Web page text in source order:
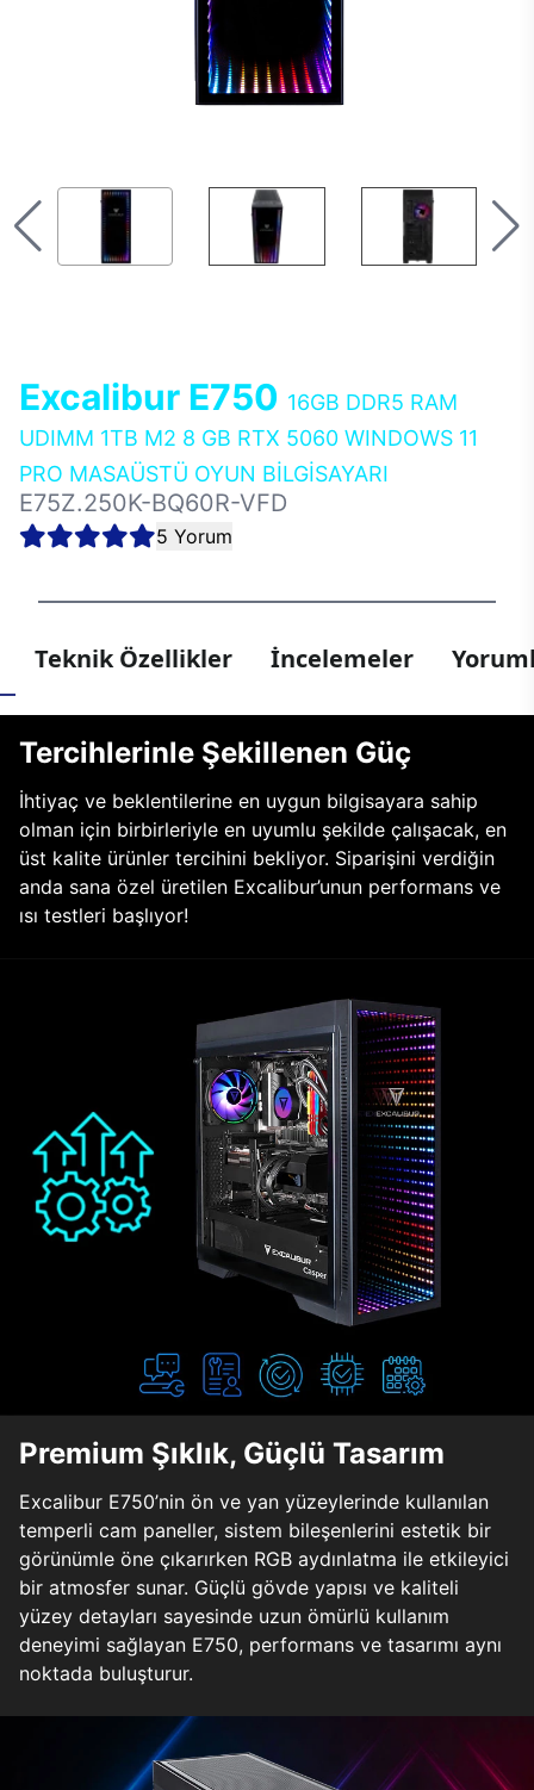
Excalibur E750 16GB DDR5 RAM
UDIMM 1TB M2 8 GB RTX 5060 WINDOWS 11
PRO MASAÜSTÜ OYUN BİLGİSAYARI
E75Z.250K-BQ60R-VFD
5 Yorum
Teknik Özellikler İncelemeler
Tercihlerinle Şekillenen Güç
İhtiyaç ve beklentilerine en uygun bilgisayara sahip
olman için birbirleriyle en uyumlu şekilde çalışacak, en
üst kalite ürünler tercihini bekliyor. Siparişini verdiğin
anda sana özel üretilen Excalibur’unun performans ve
ısı testleri başlıyor!
Premium Şıklık, Güçlü Tasarım
Excalibur E750’nin ön ve yan yüzeylerinde kullanılan
temperli cam paneller, sistem bileşenlerini estetik bir
görünümle öne çıkarırken RGB aydınlatma ile etkileyici
bir atmosfer sunar. Güçlü gövde yapısı ve kaliteli
yüzey detayları sayesinde uzun ömürlü kullanım
deneyimi sağlayan E750, performans ve tasarımı aynı
noktada buluşturur.